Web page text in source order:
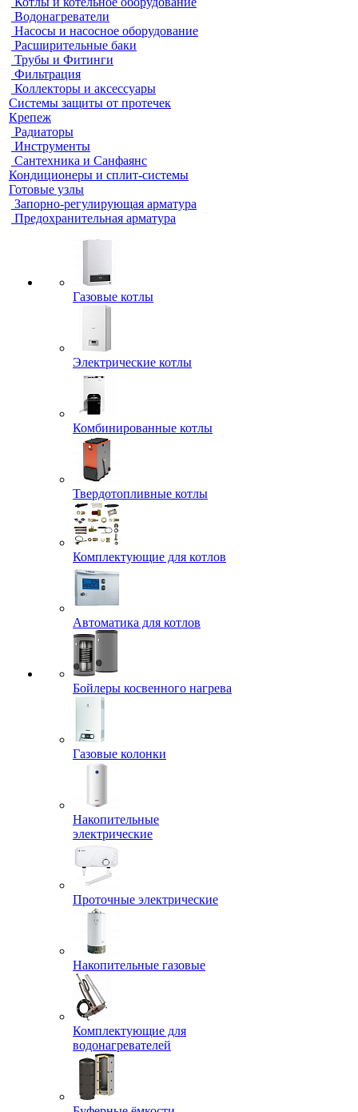
Водонагреватели
Насосы и насосное оборудование
Расширительные баки
Трубы и Фитинги
Фильтрация
Коллекторы и аксессуары
Системы защиты от протечек
Крепеж
Радиаторы
Инструменты
Сантехника и Санфаянс
Кондиционеры и сплит-системы
Готовые узлы
Запорно-регулирующая арматура
Предохранительная арматура
Газовые котлы
Электрические котлы
Комбинированные котлы
Твердотопливные котлы
Комплектующие для котлов
Автоматика для котлов
Бойлеры косвенного нагрева
Газовые колонки
Накопительные
электрические
Проточные электрические
Накопительные газовые
Комплектующие для
водонагревателей